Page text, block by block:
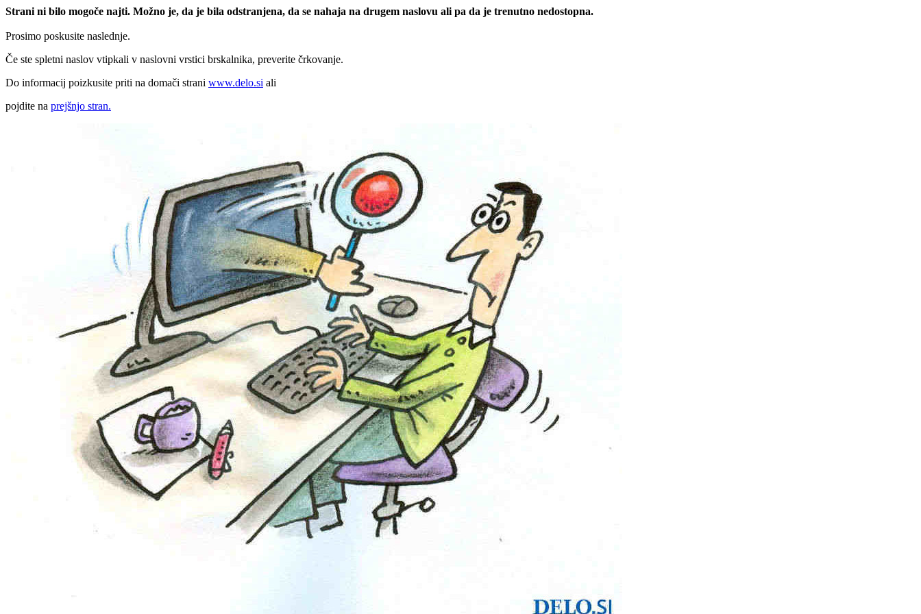
Strani ni bilo mogoče najti. Možno je, da je bila odstranjena, da se nahaja na drugem naslovu ali pa da je trenutno nedostopna.
Prosimo poskusite naslednje.
Če ste spletni naslov vtipkali v naslovni vrstici brskalnika, preverite črkovanje.
Do informacij poizkusite priti na domači strani www.delo.si ali
pojdite na prejšnjo stran.